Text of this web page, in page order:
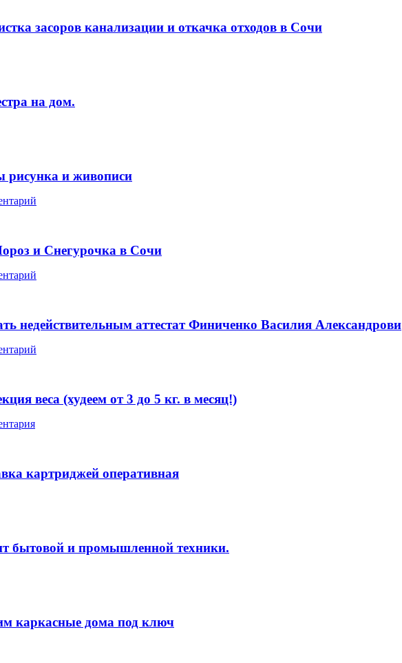
засоров канализации и откачка отходов в Сочи
на дом.
рисунка и живописи
и Снегурочка в Сочи
недействительным аттестат Финиченко Василия Александрови
веса (худеем от 3 до 5 кг. в месяц!)
картриджей оперативная
бытовой и промышленной техники.
каркасные дома под ключ